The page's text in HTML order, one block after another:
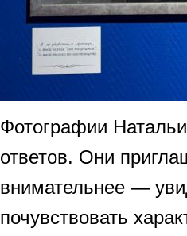
Фотографии
ответов. Они
внимательнее —
почувствовать